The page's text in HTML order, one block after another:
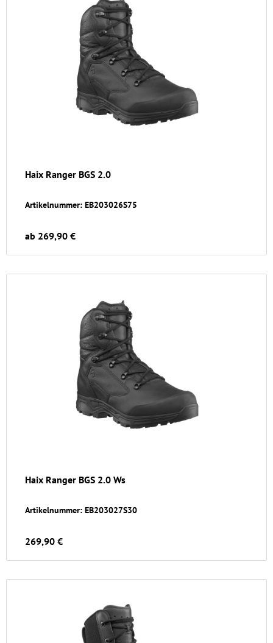
Haix Ranger BGS 2.0
Artikelnummer: EB203026S75
ab 269,90 €
Haix Ranger BGS 2.0 Ws
Artikelnummer: EB203027S30
269,90 €